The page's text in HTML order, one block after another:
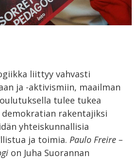
liittyy vahvasti
ja -aktivismiin, maailman
tulee tukea
rakentajiksi
yhteiskunnallisia
ja toimia. Paulo Freire –
on Juha Suorannan